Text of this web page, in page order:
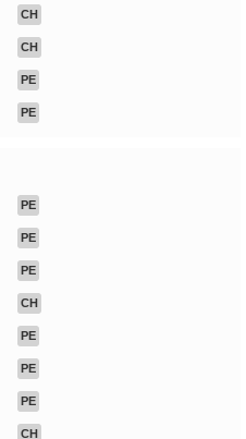
CH
CH
PE
PE
PE
PE
PE
CH
PE
PE
PE
CH